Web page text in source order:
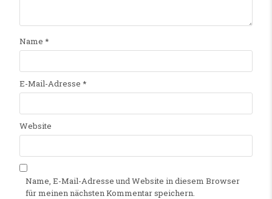
Name *
E-Mail-Adresse *
Website
Name, E-Mail-Adresse und Website in diesem Browser
für meinen nächsten Kommentar speichern.